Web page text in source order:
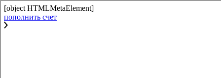
[object HTMLMetaElement]
пополнить счет